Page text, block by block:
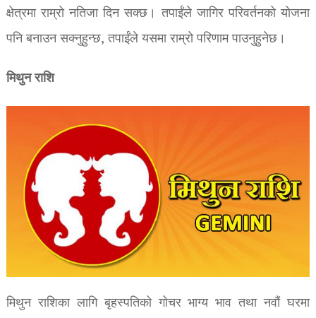
क्षेत्रमा राम्रो नतिजा दिन सक्छ। तपाईंले जागिर परिवर्तनको योजना
पनि बनाउन सक्नुहुन्छ, तपाईंले यसमा राम्रो परिणाम पाउनुहुनेछ।
मिथुन राशि
मिथुन राशिका लागि बृहस्पतिको गोचर भाग्य भाव तथा नवौं घरमा